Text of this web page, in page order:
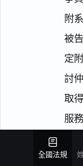
附
被
定
討
取
服
司
161
全國法規